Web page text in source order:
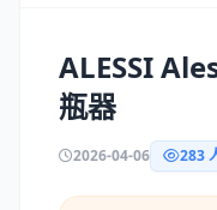
ALESSI
瓶器
2026-04-06 283